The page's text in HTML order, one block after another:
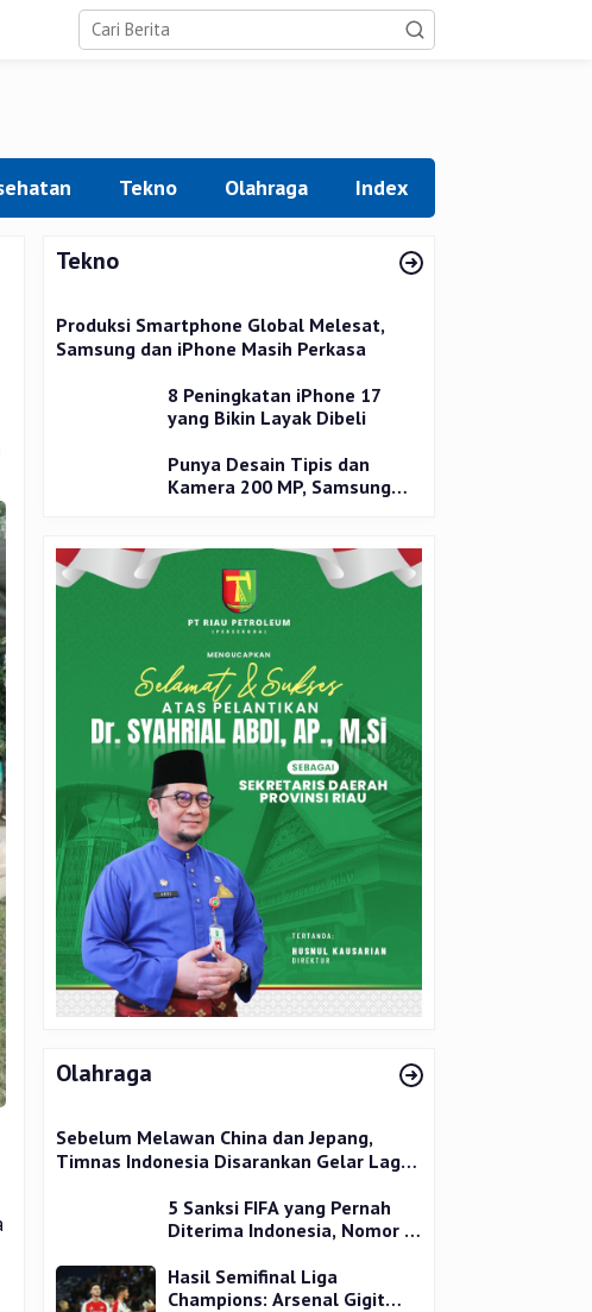
Tekno Olahraga Index
Tekno
Produksi Smartphone Global Melesat,
Samsung dan iPhone Masih Perkasa
8 Peningkatan iPhone 17
yang Bikin Layak Dibeli
Punya Desain Tipis dan
Kamera 200 MP, Samsung
Olahraga
Sebelum Melawan China dan Jepang,
Timnas Indonesia Disarankan Gelar Laga
5 Sanksi FIFA yang Pernah
Diterima Indonesia, Nomor 1
Hasil Semifinal Liga
Champions: Arsenal Gigit